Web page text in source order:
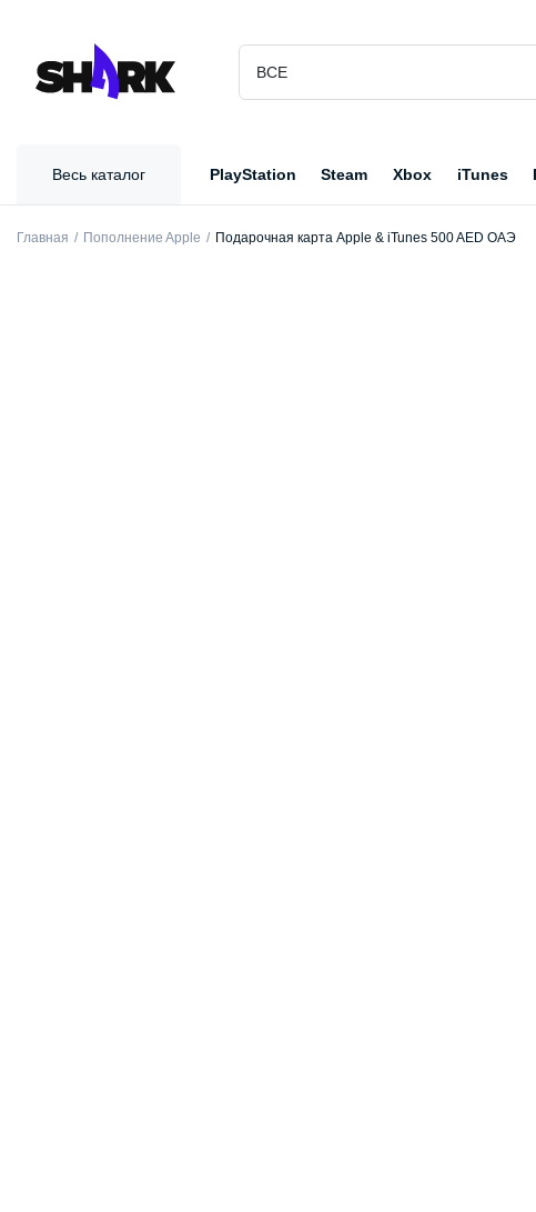
Весь каталог PlayStation Steam Xbox iTunes
Главная Пополнение Apple Подарочная карта Apple & iTunes 500 AED ОАЭ